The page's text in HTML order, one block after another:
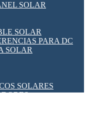
SOLAR
SOLAR
PARA DC
SOLAR
SOLARES